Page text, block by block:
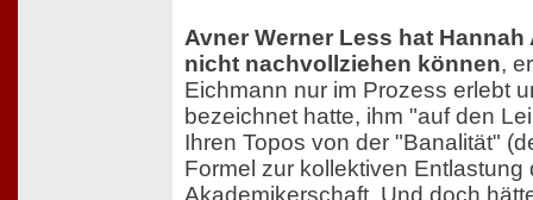
Avner Werner Less hat
nicht nachvollziehen können,
Eichmann nur im Prozess erlebt
bezeichnet hatte, ihm "auf den
Ihren Topos von der "Banalität"
Formel zur kollektiven Entlastung